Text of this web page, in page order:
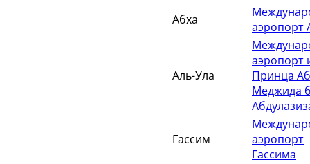
Абха
аэропорт
Аль-Ула
аэропорт
Принца
Меджида
Гассим
аэропорт
Гассима